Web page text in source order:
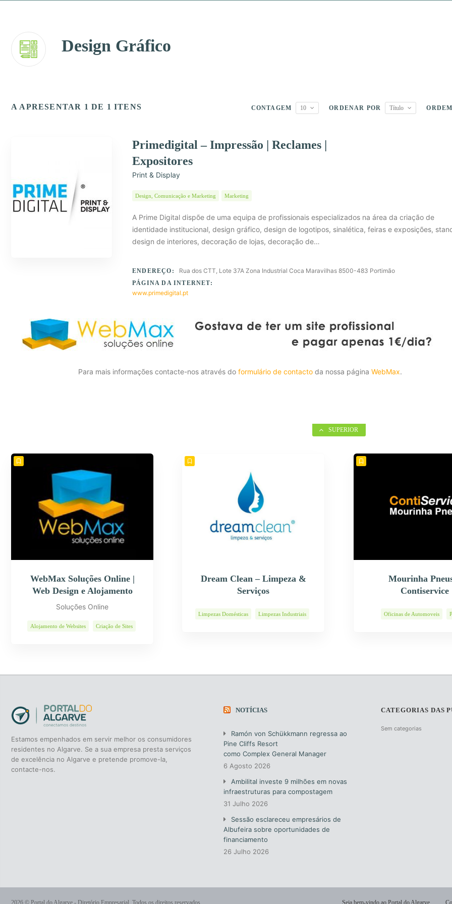
Design Gráfico
A APRESENTAR 1 DE 1 ITENS CONTAGEM 10 ORDENAR POR Título
Primedigital – Impressão | Reclames |
Expositores
Print & Display
Design, Comunicação e Marketing Marketing
A Prime Digital dispõe de uma equipa de profissionais especializados na área da criação de
identidade institucional, design gráfico, design de logotipos, sinalética, feiras e exposições,
design de interiores, decoração de lojas, decoração de…
ENDEREÇO: Rua dos CTT, Lote 37A Zona Industrial Coca Maravilhas 8500-483 Portimão
PÁGINA DA INTERNET:
www.primedigital.pt
Para mais informações contacte-nos através do formulário de contactoda nossa página WebMax.
Para mais informações contacte-nos através do formulário de contactoda nossa página WebMax.
SUPERIOR
WebMax Soluções Online |
Web Design e Alojamento
Soluções Online
Alojamento de Websites Criação de Sites
Dream Clean – Limpeza &
Serviços
Limpezas Domésticas Limpezas Industriais
Mourinha
Contiservice
Oficinas de Automoveis
Estamos empenhados em servir melhor os consumidores
residentes no Algarve. Se a sua empresa presta serviços
de excelência no Algarve e pretende promove-la,
contacte-nos.
NOTÍCIAS
Ramón von Schükkmann regressa ao
Pine Cliffs Resort
como Complex General Manager
6 Agosto 2026
Ambilital investe 9 milhões em novas
infraestruturas para compostagem
31 Julho 2026
Sessão esclareceu empresários de
Albufeira sobre oportunidades de
financiamento
26 Julho 2026
CATEGORIAS DAS
Sem categorias